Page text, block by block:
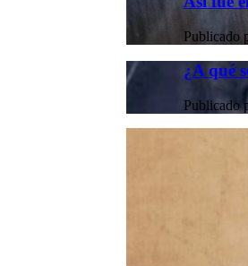
Publicado
¿A qué
Publicado